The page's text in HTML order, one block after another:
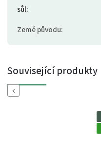
sůl:
Země původu:
Související produkty
Previous